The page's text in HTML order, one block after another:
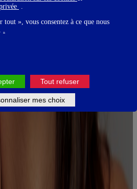
.
», vous consentez à ce que nous
.
Tout refuser
mes choix